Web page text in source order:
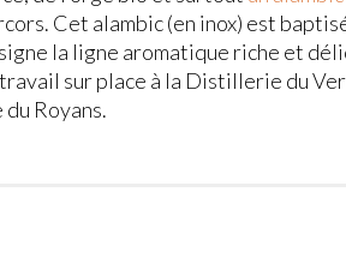
Cet alambic (en inox) est
la ligne aromatique riche et
sur place à la Distillerie du
Royans.